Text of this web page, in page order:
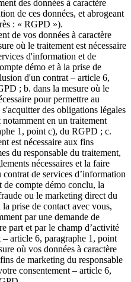
des données à caractère
de ces données, et abrogeant
: « RGPD »).
de vos données à caractère
où le traitement est nécessaire
d'information et de
démo et à la prise de
d'un contrat – article 6,
; b. dans la mesure où le
pour permettre au
des obligations légales
en un traitement
1, point c), du RGPD ; c.
est nécessaire aux fins
du responsable du traitement,
nécessaires et la faire
de services d’information
compte démo conclu, la
ou le marketing direct du
prise de contact avec vous,
par une demande de
part et par le champ d’activité
article 6, paragraphe 1, point
où vos données à caractère
de marketing du responsable
consentement – article 6,